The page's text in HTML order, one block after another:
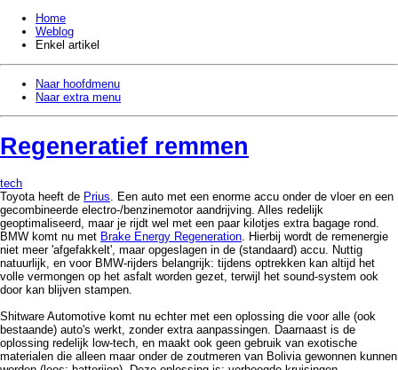
Home
Weblog
Enkel artikel
Naar hoofdmenu
Naar extra menu
Regeneratief remmen
tech
Toyota heeft de Prius. Een auto met een enorme accu onder de vloer en een
gecombineerde electro-/benzinemotor aandrijving. Alles redelijk
geoptimaliseerd, maar je rijdt wel met een paar kilotjes extra bagage rond.
BMW komt nu met Brake Energy Regeneration. Hierbij wordt de remenergie
niet meer 'afgefakkelt', maar opgeslagen in de (standaard) accu. Nuttig
natuurlijk, en voor BMW-rijders belangrijk: tijdens optrekken kan altijd het
volle vermongen op het asfalt worden gezet, terwijl het sound-system ook
door kan blijven stampen.
Shitware Automotive komt nu echter met een oplossing die voor alle (ook
bestaande) auto's werkt, zonder extra aanpassingen. Daarnaast is de
oplossing redelijk low-tech, en maakt ook geen gebruik van exotische
materialen die alleen maar onder de zoutmeren van Bolivia gewonnen kunnen